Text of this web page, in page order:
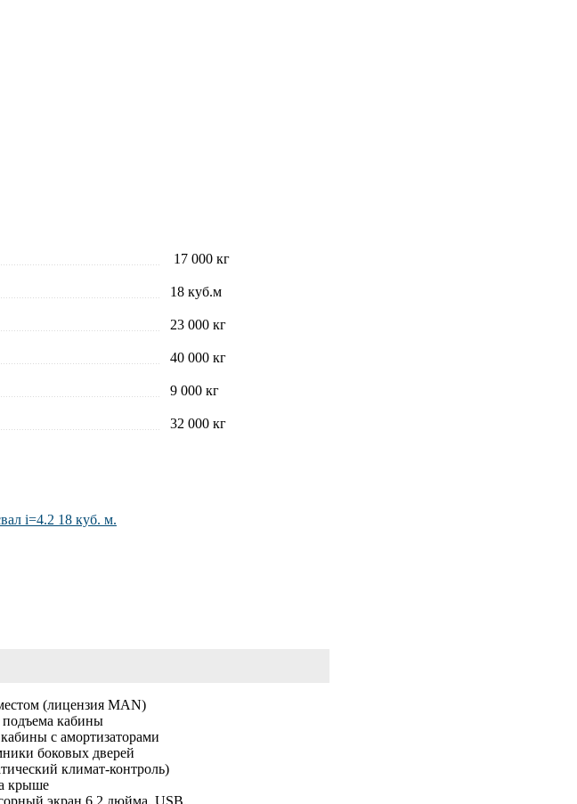
17 000 кг
18 куб.м
23 000 кг
40 000 кг
9 000 кг
32 000 кг
i=4.2 18 куб. м.
(лицензия MAN)
подъема кабины
с амортизаторами
боковых дверей
климат-контроль)
крыше